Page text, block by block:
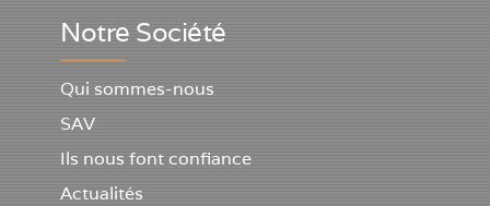
Notre Société
Qui sommes-nous
SAV
Ils nous font confiance
Actualités